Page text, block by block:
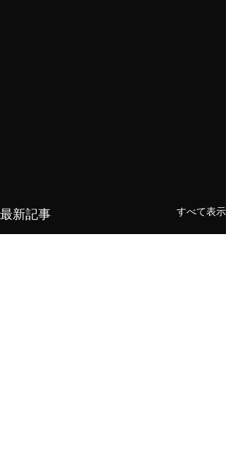
最新記事 すべて表示